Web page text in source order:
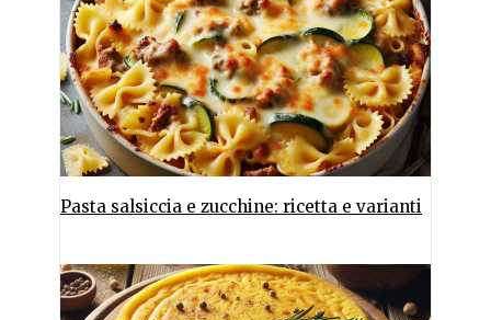
Pasta salsiccia e zucchine: ricetta e varianti